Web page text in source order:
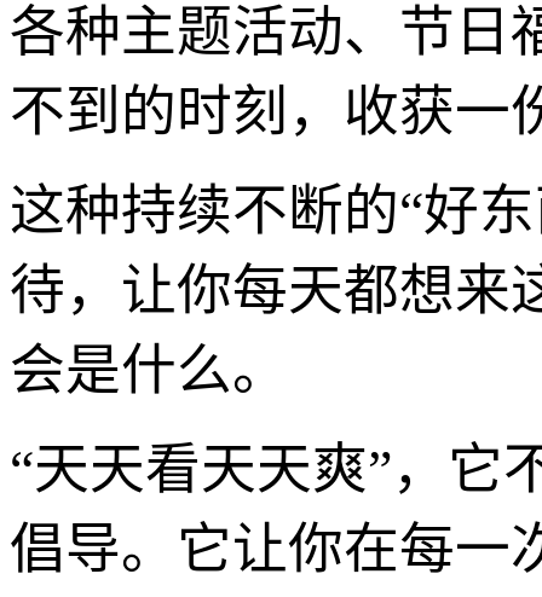
各种主题活动、节日
不到的时刻，收获一
这种持续不断的“好
待，让你每天都想来
会是什么。
“天天看天天爽”，它
倡导。它让你在每一